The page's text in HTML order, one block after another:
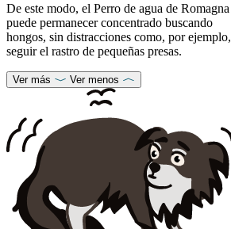
De este modo, el Perro de agua de Romagna
puede permanecer concentrado buscando
hongos, sin distracciones como, por ejemplo,
seguir el rastro de pequeñas presas.
Ver más Ver menos